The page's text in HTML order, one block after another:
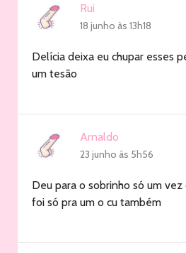
Rui
18 junho às 13h18
Delícia deixa eu chupar esses
um tesão
Arnaldo
23 junho às 5h56
Deu para o sobrinho só um
foi só pra um o cu também